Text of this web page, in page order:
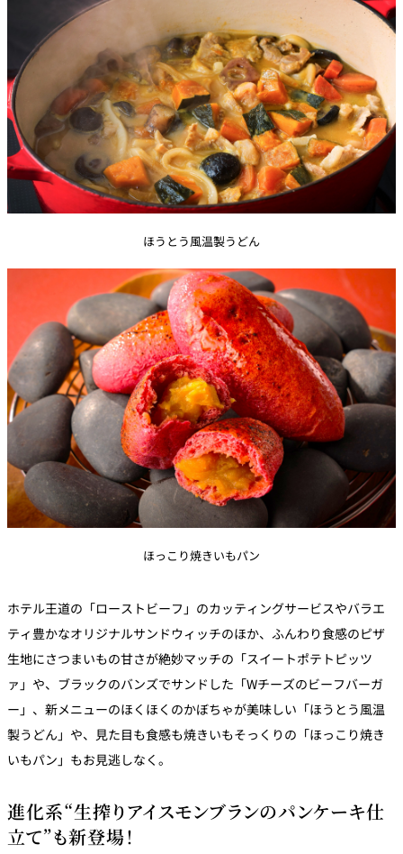
ほうとう風温製うどん
ほっこり焼きいもパン
ホテル王道の「ローストビーフ」のカッティングサービスやバラエ
ティ豊かなオリジナルサンドウィッチのほか、ふんわり食感のピザ
生地にさつまいもの甘さが絶妙マッチの「スイートポテトピッツ
ァ」や、ブラックのバンズでサンドした「Wチーズのビーフバーガ
ー」、新メニューのほくほくのかぼちゃが美味しい「ほうとう風温
製うどん」や、見た目も食感も焼きいもそっくりの「ほっこり焼き
いもパン」もお見逃しなく。
進化系“生搾りアイスモンブランのパンケーキ仕
立て”も新登場！